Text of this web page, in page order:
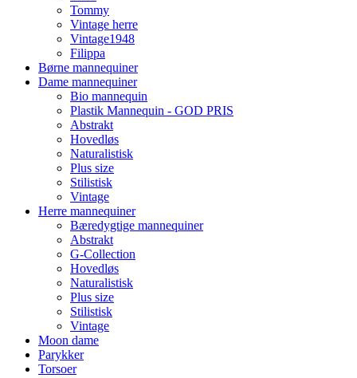
Tommy
Vintage herre
Vintage1948
Filippa
Børne mannequiner
Dame mannequiner
Bio mannequin
Plastik Mannequin - GOD PRIS
Abstrakt
Hovedløs
Naturalistisk
Plus size
Stilistisk
Vintage
Herre mannequiner
Bæredygtige mannequiner
Abstrakt
G-Collection
Hovedløs
Naturalistisk
Plus size
Stilistisk
Vintage
Moon dame
Parykker
Torsoer